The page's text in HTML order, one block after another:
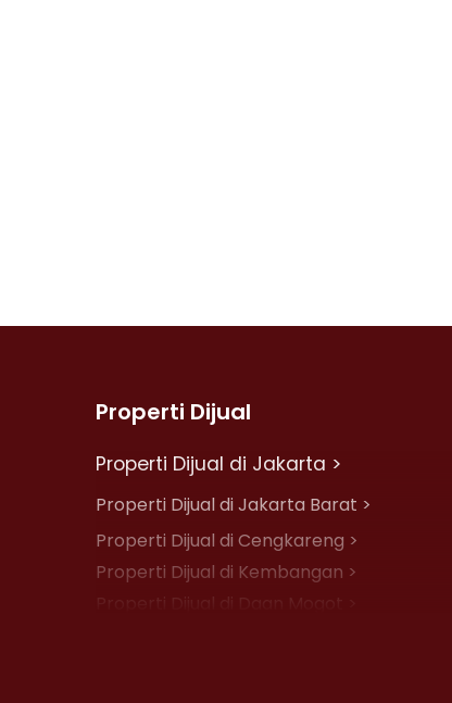
Properti Dijual
Properti Dijual di Jakarta >
Properti Dijual di Jakarta Barat >
Properti Dijual di Cengkareng >
Properti Dijual di Kembangan >
Properti Dijual di Daan Mogot >